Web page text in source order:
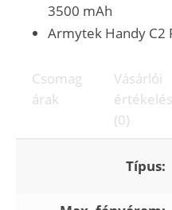
3500 mAh
Armytek Handy C2
Csomag
árak
Vásárlói
értékelés
(0)
Típus: